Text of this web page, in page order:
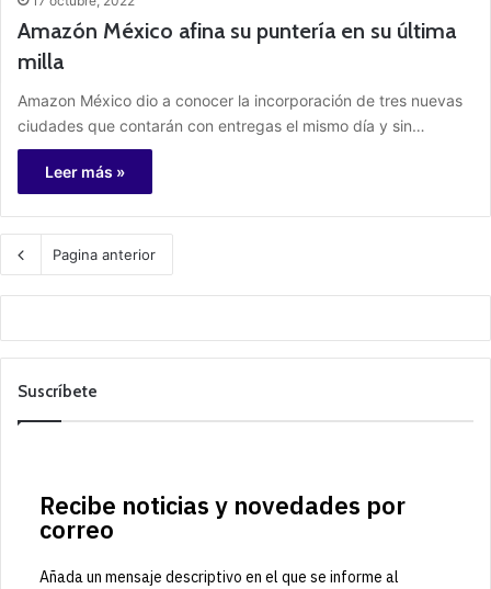
Amazón México afina su puntería en su última
milla
Amazon México dio a conocer la incorporación de tres nuevas
ciudades que contarán con entregas el mismo día y sin…
Leer más »
Pagina anterior
Suscríbete
Recibe noticias y novedades por
correo
Añada un mensaje descriptivo en el que se informe al